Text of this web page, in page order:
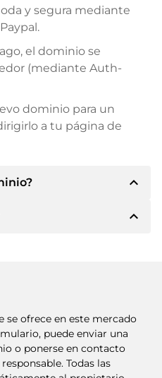
y segura mediante
el dominio se
(mediante Auth-
dominio para un
a tu página de
expand_less
el propietario le
pago.
de dominio y el
la transferencia.
expand_less
un contrato de
se ofrece en este mercado
puede enviar una
o ponerse en contacto
Todas las